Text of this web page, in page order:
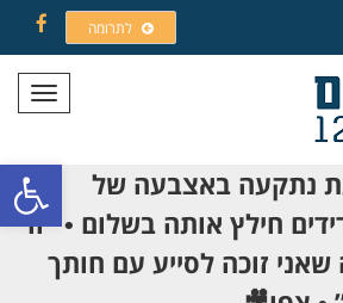
פתח
לתרומה
תפריט
נתקעה באצבעה של
חילץ אותה בשלום • “זו
זוכה לסייע עם חותך